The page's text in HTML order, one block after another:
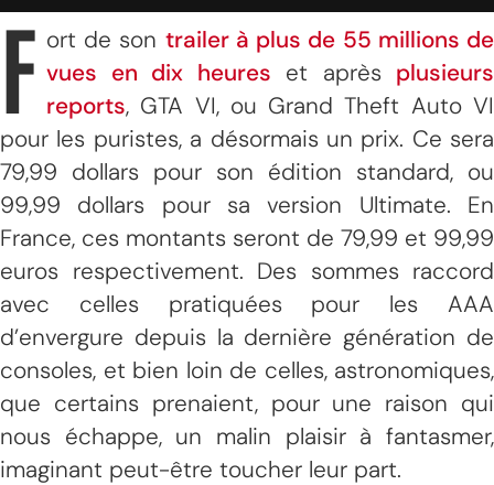
F ort de son trailer à plus de 55 millions de
vues en dix heures et après plusieurs
reports, GTA VI, ou Grand Theft Auto VI
pour les puristes, a désormais un prix. Ce sera
79,99 dollars pour son édition standard, ou
99,99 dollars pour sa version Ultimate. En
France, ces montants seront de 79,99 et 99,99
euros respectivement. Des sommes raccord
avec celles pratiquées pour les AAA
d’envergure depuis la dernière génération de
consoles, et bien loin de celles, astronomiques,
que certains prenaient, pour une raison qui
nous échappe, un malin plaisir à fantasmer,
imaginant peut-être toucher leur part.